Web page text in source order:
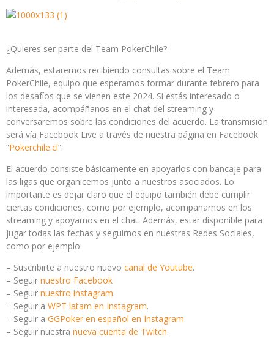
¿Quieres ser parte del Team PokerChile?
Además, estaremos recibiendo consultas sobre el Team
PokerChile, equipo que esperamos formar durante febrero para
los desafíos que se vienen este 2024. Si estás interesado o
interesada, acompáñanos en el chat del streaming y
conversaremos sobre las condiciones del acuerdo. La transmisión
será vía Facebook Live a través de nuestra página en Facebook
“Pokerchile.cl“.
El acuerdo consiste básicamente en apoyarlos con bancaje para
las ligas que organicemos junto a nuestros asociados. Lo
importante es dejar claro que el equipo también debe cumplir
ciertas condiciones, como por ejemplo, acompañarnos en los
streaming y apoyarnos en el chat. Además, estar disponible para
jugar todas las fechas y seguirnos en nuestras Redes Sociales,
como por ejemplo:
– Suscribirte a nuestro nuevo canal de Youtube.
– Seguir nuestro Facebook
– Seguir nuestro instagram.
– Seguir a WPT latam en Instagram.
– Seguir a GGPoker en español en Instagram.
– Seguir nuestra nueva cuenta de Twitch.